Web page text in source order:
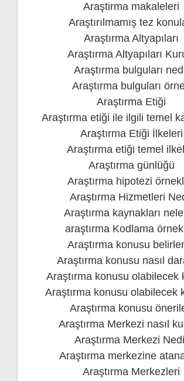
Araştirma makaleleri
Araştırılmamış tez
Araştırma Altyapıları
Araştırma Altyapıları
Araştırma bulguları
Araştırma bulguları
Araştırma Etiği
Araştırma etiği ile ilgili temel
Araştırma Etiği İlkeleri
Araştırma etiği temel
Araştırma günlüğü
Araştırma hipotezi
Araştırma Hizmetleri
Araştırma kaynakları
araştırma Kodlama
Araştırma konusu
Araştırma konusu nasıl
Araştırma konusu olabilecek
Araştırma konusu olabilecek
Araştırma konusu
Araştırma Merkezi nasıl
Araştırma Merkezi
Araştırma merkezine
Araştırma Merkezleri